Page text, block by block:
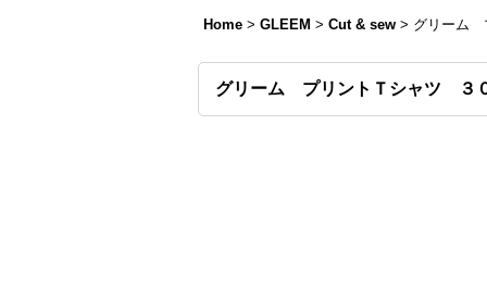
Home > GLEEM > Cut & sew > グリーム
グリーム プリントＴシャツ ３